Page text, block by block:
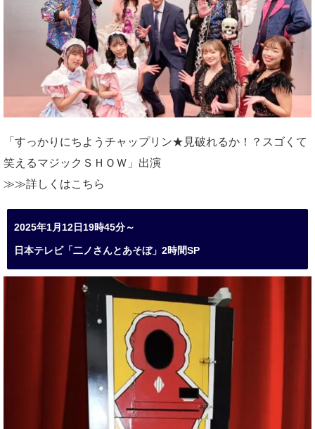
「すっかりにちようチャップリン★見破れるか！？スゴくて
笑えるマジックＳＨＯＷ」出演
≫≫詳しくはこちら
2025年1月12日19時45分～
日本テレビ「二ノさんとあそぼ」2時間SP